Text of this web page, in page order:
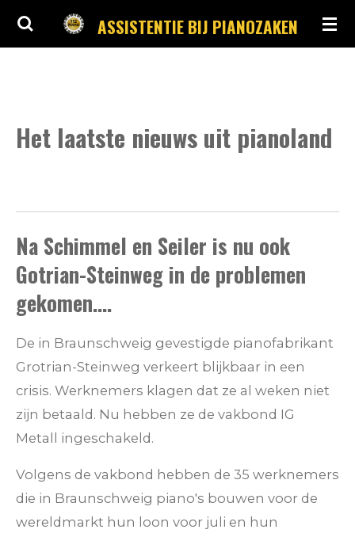
Ga
ASSISTENTIE BIJ PIANOZAKEN
Het laatste nieuws uit pianoland
Na Schimmel en Seiler is nu ook
Gotrian-Steinweg in de problemen
gekomen....
De in Braunschweig gevestigde pianofabrikant
Grotrian-Steinweg verkeert blijkbaar in een
crisis. Werknemers klagen dat ze al weken niet
zijn betaald. Nu hebben ze de vakbond IG
Metall ingeschakeld.
Volgens de vakbond hebben de 35 werknemers
die in Braunschweig piano's bouwen voor de
wereldmarkt hun loon voor juli en hun